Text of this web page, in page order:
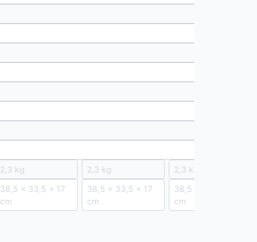
2,3 kg 2,3 kg
2,3 kg
38,5 × 33,5 × 17
cm
38,5 × 33,5 × 17
cm
38,5 × 33,5 × 17
cm